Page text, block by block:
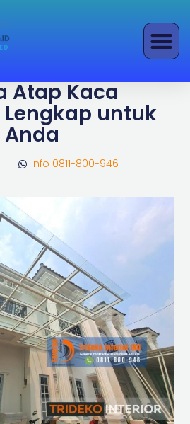
Atap Kaca
untuk
Anda
Info 0811-800-946